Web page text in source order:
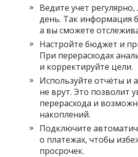
Ведите учет
день. Так информация
а вы сможете
Настройте бюджет и
При перерасходах
и корректируйте цели.
Используйте отчёты и
не врут. Это позволит
перерасхода и
накоплений.
Подключите
о платежах, чтобы
просрочек.